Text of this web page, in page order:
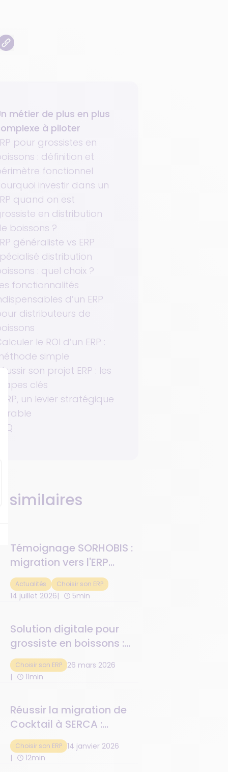
métier de plus en plus
à piloter
pour grossistes en
: définition et
fonctionnel
investir dans un
quand on est
en distribution
boissons ?
généraliste vs ERP
distribution
: quel choix ?
fonctionnalités
d’un ERP
distributeurs de
le ROI d’un ERP :
simple
son projet ERP : les
clés
un levier stratégique
similaires
Témoignage SORHOBIS :
migration vers l'ERP
SERCA | Orisha
Actualités Choisir son ERP
14 juillet 2026 5min
Solution digitale pour
grossiste en boissons :
enjeux spécifiques et
retours sur
Choisir son ERP
26 mars 2026
11min
Réussir la migration de
Cocktail à SERCA :
méthode, reprise de
données, organisation
Choisir son ERP 14 janvier 2026
12min